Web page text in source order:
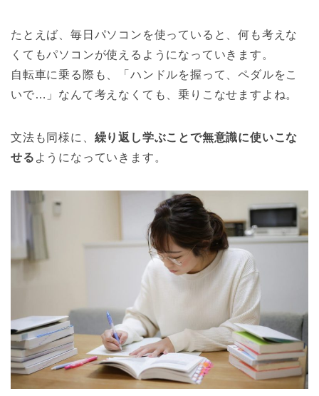
たとえば、毎日パソコンを使っていると、何も考えな
くてもパソコンが使えるようになっていきます。
自転車に乗る際も、「ハンドルを握って、ペダルをこ
いで…」なんて考えなくても、乗りこなせますよね。
文法も同様に、 繰り返し学ぶことで無意識に使いこな
せる ようになっていきます。